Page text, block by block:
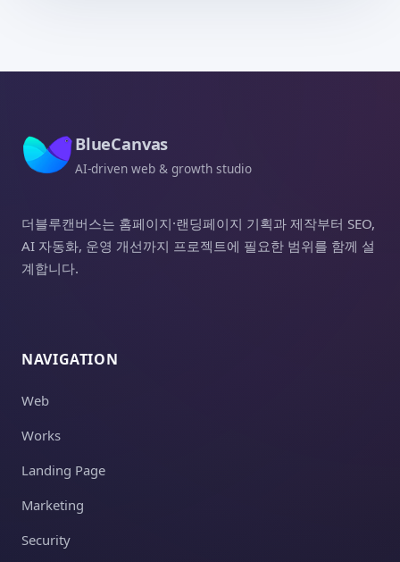
BlueCanvas
AI-driven web & growth studio
더블루캔버스는 홈페이지·랜딩페이지 기획과 제작부터 SEO,
AI 자동화, 운영 개선까지 프로젝트에 필요한 범위를 함께 설
계합니다.
NAVIGATION
Web
Works
Landing Page
Marketing
Security